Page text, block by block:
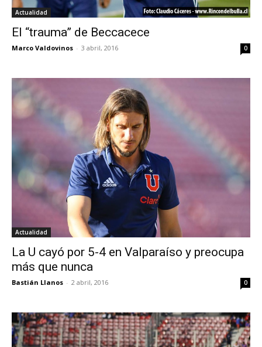
Actualidad
El “trauma” de Beccacece
Marco Valdovinos - 3 abril, 2016 0
Actualidad
La U cayó por 5-4 en Valparaíso y preocupa
más que nunca
Bastián Llanos - 2 abril, 2016 0